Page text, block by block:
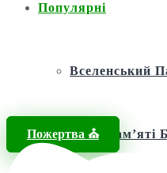
Популярні
Вселенський
Фонд пам’яті
Пожертва ⛪️